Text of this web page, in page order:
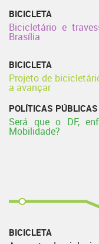
BICICLETA
Bicicletário e
Brasília
BICICLETA
Projeto de
a avançar
POLÍTICAS PÚBLICAS
Será que o DF,
Mobilidade?
BICICLETA